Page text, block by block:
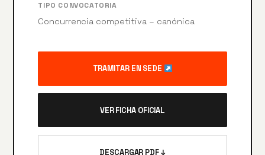
TIPO CONVOCATORIA
Concurrencia competitiva – canónica
TRAMITAR EN SEDE
VER FICHA OFICIAL
DESCARGAR PDF ↓